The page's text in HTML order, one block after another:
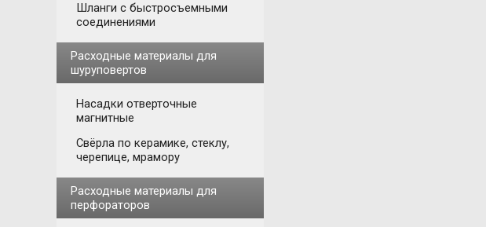
Шланги с быстросъемными
соединениями
Расходные материалы для
шуруповертов
Насадки отверточные
магнитные
Свёрла по керамике, стеклу,
черепице, мрамору
Расходные материалы для
перфораторов